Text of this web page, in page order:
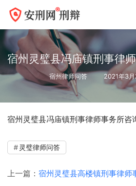
宿州灵璧县冯庙镇刑事律
宿州律师问答 2021年3
宿州灵璧县冯庙镇刑事律师事务所咨
灵璧律师问答
上一篇： 宿州灵璧县高楼镇刑事律师